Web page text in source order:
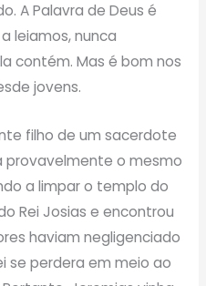
A Palavra de Deus é
leiamos, nunca
contém. Mas é bom nos
jovens.
filho de um sacerdote
provavelmente o mesmo
a limpar o templo do
Rei Josias e encontrou
haviam negligenciado
se perdera em meio ao